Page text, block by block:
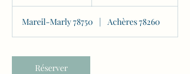
Mareil-Marly 78750 | Achères 78260
Réserver